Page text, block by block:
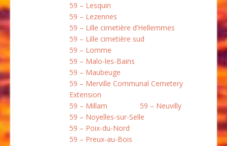
59 – Lesquin
59 – Lezennes
59 – Lille cimetière d’Hellemmes
59 – Lille cimetière sud
59 – Lomme
59 – Malo-les-Bains
59 – Maubeuge
59 – Merville Communal Cemetery
Extension
59 – Millam
59 – Neuvilly
59 – Noyelles-sur-Selle
59 – Poix-du-Nord
59 – Preux-au-Bois